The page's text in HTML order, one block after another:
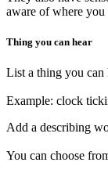
aware of where
Thing you can hear
List a thing you can
Example: clock
Add a describing
You can choose